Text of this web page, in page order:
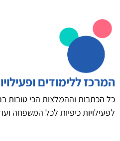
המרכז ללימודים
כל הכתבות וההמלצות הכי טובות
לפעילויות כיפיות לכל המשפחה